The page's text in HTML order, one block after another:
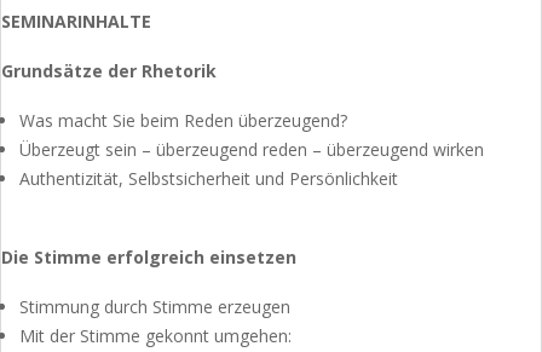
SEMINARINHALTE
Grundsätze der Rhetorik
Was macht Sie beim Reden überzeugend?
Überzeugt sein – überzeugend reden – überzeugend wirken
Authentizität, Selbstsicherheit und Persönlichkeit
Die Stimme erfolgreich einsetzen
Stimmung durch Stimme erzeugen
Mit der Stimme gekonnt umgehen: